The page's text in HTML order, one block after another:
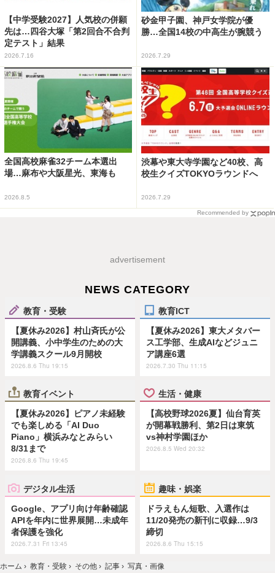
【中学受験2027】人気校の併願
先は…四谷大塚「第2回合不合判
定テスト」結果
2026.7.16
砂金甲子園、神戸女学院が優
勝…全国14校の中高生が腕競う
2026.7.29
全国高校麻雀32チーム本選出
場…麻布や大阪星光、東海も
2026.8.5
渋幕や東大寺学園など40校、高
校生クイズTOKYOラウンドへ
2026.7.29
Recommended by
advertisement
NEWS CATEGORY
教育・受験
【夏休み2026】村山斉氏が公
開講義、小中学生のための大
学講義スクール9月開校
2026.8.6 Thu 19:15
教育ICT
【夏休み2026】東大メタバー
ス工学部、生成AIなどジュニ
ア講座6選
2026.7.30 Thu 11:15
教育イベント
【夏休み2026】ピアノ未経験
でも楽しめる「AI Duo
Piano」横浜みなとみらい
8/31まで
2026.8.6 Thu 19:45
生活・健康
【高校野球2026夏】仙台育英
が開幕戦勝利、第2日は東筑
vs神村学園ほか
2026.8.5 Wed 20:32
デジタル生活
Google、アプリ向け年齢確認
APIを年内に世界展開…未成年
者保護を強化
2026.7.31 Fri 13:45
趣味・娯楽
ドラえもん短歌、入選作は
11/20発売の新刊に収録…9/3
締切
2026.8.6 Thu 15:15
ホーム › 教育・受験 › その他 › 記事 › 写真・画像